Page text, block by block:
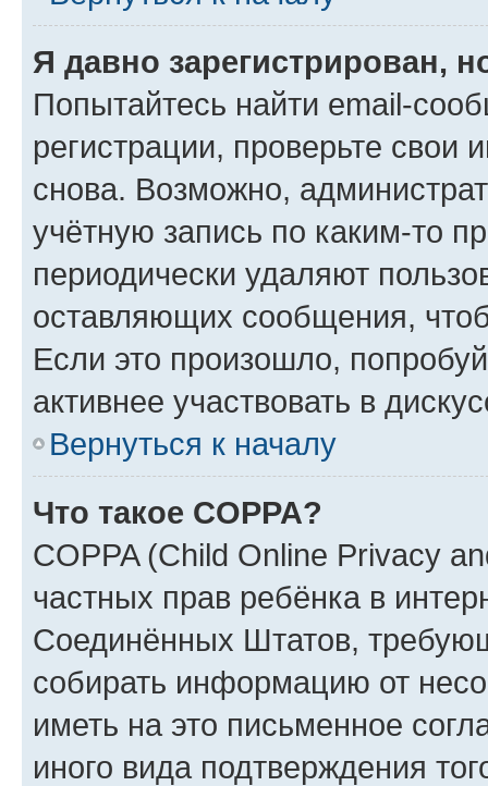
Я давно зарегистрирован,
Попытайтесь найти email-
регистрации, проверьте свои
снова. Возможно,
учётную запись по каким-то
периодически удаляют
оставляющих сообщения,
Если это произошло,
активнее участвовать в
Вернуться к началу
Что такое COPPA?
COPPA (Child Online Privacy
частных прав ребёнка в
Соединённых Штатов,
собирать информацию от
иметь на это письменное
иного вида подтверждения